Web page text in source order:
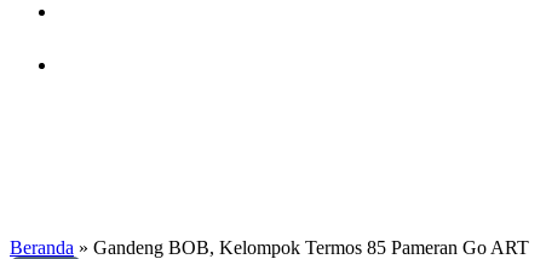
Beranda » Gandeng BOB, Kelompok Termos 85 Pameran Go ART